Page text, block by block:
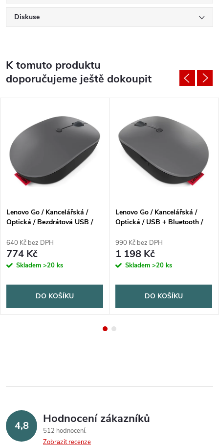
Diskuse
K tomuto produktu
doporučujeme ještě dokoupit
Lenovo Go / Kancelářská /
Optická / Bezdrátová USB /
640 Kč bez DPH
774 Kč
Skladem >20 ks
DO KOŠÍKU
Lenovo Go / Kancelářská /
Optická / USB + Bluetooth /
990 Kč bez DPH
1 198 Kč
Skladem >20 ks
DO KOŠÍKU
4,8 Hodnocení zákazníků
512 hodnocení
Zobrazit recenze